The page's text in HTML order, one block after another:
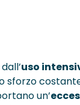
uso
sforzo
un’